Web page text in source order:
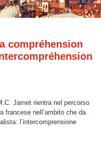
compréhension
Jamet rientra nel percorso
francese nell’ambito che da
l’intercomprensione